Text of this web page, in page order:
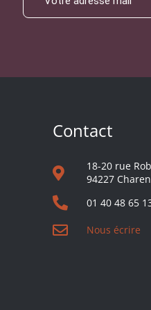
Contact
18-20 rue
94227
01 40 48 65
Nous écrire